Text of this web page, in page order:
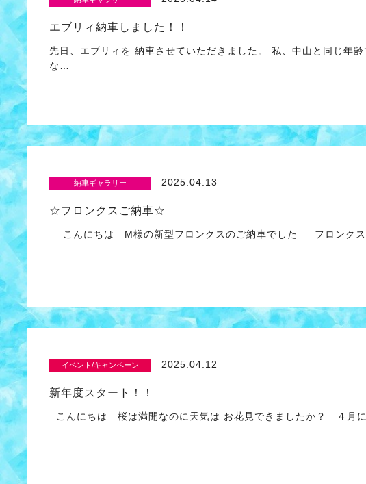
エブリィ納車しました！！
先日、エブリィを 納車させていただきました。 私、中山と同じ年
な…
納車ギャラリー 2025.04.13
☆フロンクスご納車☆
こんにちは M様の新型フロンクスのご納車でした フロンクス
イベント/キャンペーン 2025.04.12
新年度スタート！！
こんにちは 桜は満開なのに天気は お花見できましたか？ ４月